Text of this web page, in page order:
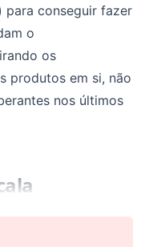
para conseguir fazer
o
os
produtos em si, não
nos últimos